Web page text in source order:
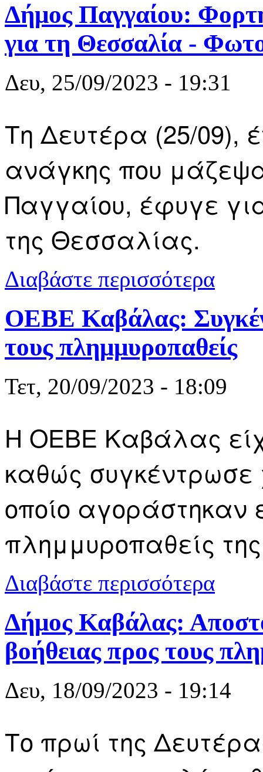
Δήμος Παγγαίου:
για τη Θεσσαλία -
Δευ, 25/09/2023 - 19:31
Τη Δευτέρα (25/09),
ανάγκης που
Παγγαίου, έφυγε
της Θεσσαλίας.
Διαβάστε περισσότερα
ΟΕΒΕ Καβάλας:
τους πλημμυροπαθείς
Τετ, 20/09/2023 - 18:09
Η ΟΕΒΕ Καβάλας
καθώς συγκέντρωσε
οποίο αγοράστηκαν
πλημμυροπαθείς
Διαβάστε περισσότερα
Δήμος Καβάλας:
βοήθειας προς τους
Δευ, 18/09/2023 - 19:14
Το πρωί της